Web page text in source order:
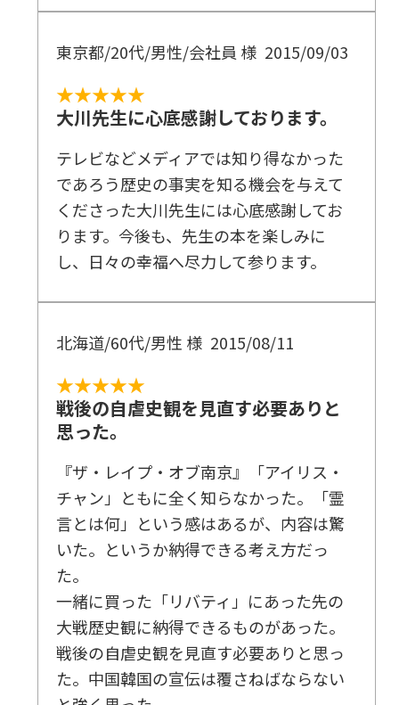
東京都/20代/男性/会社員 様 2015/09/03
★★★★★
大川先生に心底感謝しております。
テレビなどメディアでは知り得なかった
であろう歴史の事実を知る機会を与えて
くださった大川先生には心底感謝してお
ります。今後も、先生の本を楽しみに
し、日々の幸福へ尽力して参ります。
北海道/60代/男性 様 2015/08/11
★★★★★
戦後の自虐史観を見直す必要ありと
思った。
『ザ・レイプ・オブ南京』「アイリス・
チャン」ともに全く知らなかった。「霊
言とは何」という感はあるが、内容は驚
いた。というか納得できる考え方だっ
た。
一緒に買った「リバティ」にあった先の
大戦歴史観に納得できるものがあった。
戦後の自虐史観を見直す必要ありと思っ
た。中国韓国の宣伝は覆さねばならない